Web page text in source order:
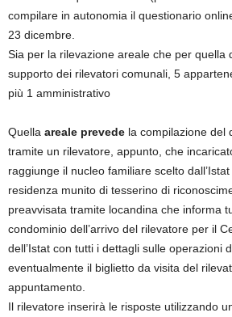
compilare in autonomia il questionario
23 dicembre.
Sia per la rilevazione areale che per quella
supporto dei rilevatori comunali, 5
più 1 amministrativo
Quella areale prevede la compilazione del
tramite un rilevatore, appunto, che
raggiunge il nucleo familiare scelto
residenza munito di tesserino di
preavvisata tramite locandina che informa
condominio dell’arrivo del rilevatore per il
dell’Istat con tutti i dettagli sulle operazioni
eventualmente il biglietto da visita del
appuntamento.
Il rilevatore inserirà le risposte utilizzando